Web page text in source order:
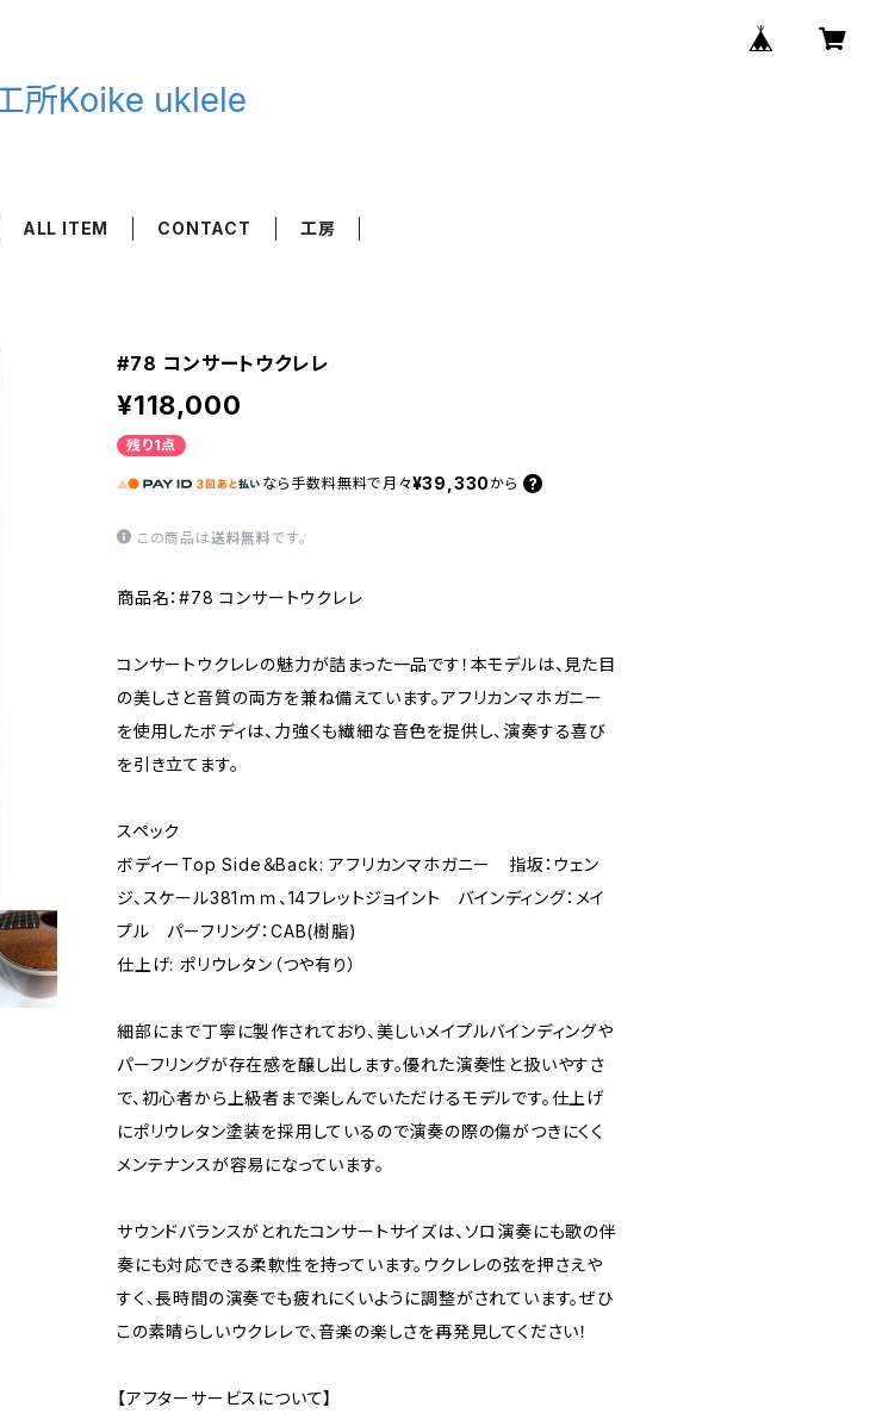
ALL ITEM CONTACT 工房
#78 コンサートウクレレ
¥118,000
残り1点
なら 手数料無料で 月々¥39,330 から
この商品は送料無料です。
商品名：#78 コンサートウクレレ
コンサートウクレレの魅力が詰まった一品です！本モデルは、見た目
の美しさと音質の両方を兼ね備えています。アフリカンマホガニー
を使用したボディは、力強くも繊細な音色を提供し、演奏する喜び
を引き立てます。
スペック
ボディーTop Side＆Back: アフリカンマホガニー 指坂：ウェン
ジ、スケール381ｍｍ、14フレットジョイント バインディング：メイ
プル パーフリング：CAB(樹脂)
仕上げ: ポリウレタン（つや有り）
細部にまで丁寧に製作されており、美しいメイプルバインディングや
パーフリングが存在感を醸し出します。優れた演奏性と扱いやすさ
で、初心者から上級者まで楽しんでいただけるモデルです。仕上げ
にポリウレタン塗装を採用しているので演奏の際の傷がつきにくく
メンテナンスが容易になっています。
サウンドバランスがとれたコンサートサイズは、ソロ演奏にも歌の伴
奏にも対応できる柔軟性を持っています。ウクレレの弦を押さえや
すく、長時間の演奏でも疲れにくいように調整がされています。ぜひ
この素晴らしいウクレレで、音楽の楽しさを再発見してください！
【アフターサービスについて】